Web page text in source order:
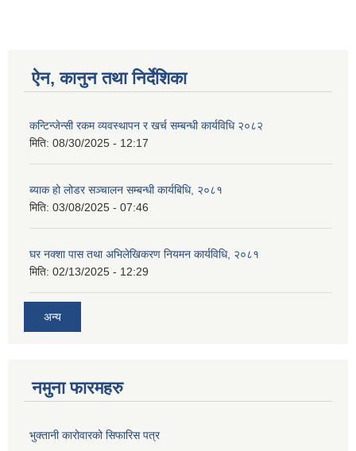
ऐन, कानुन तथा निर्देशिका
कन्टिन्जेन्सी रकम व्यवस्थापन र खर्च सम्बन्धी कार्यविधि २०८२
मिति: 08/30/2025 - 12:17
ब्याक हो लोडर सञ्चालन सम्बन्धी कार्यबिधि, २०८१
मिति: 03/08/2025 - 07:46
घर नक्शा पास तथा अभिलेखिकरण नियमन कार्यविधि, २०८१
मिति: 02/13/2025 - 12:29
अन्य
नमुना फारमहरु
भुक्तानी कारोवारको सिफारिस पत्र